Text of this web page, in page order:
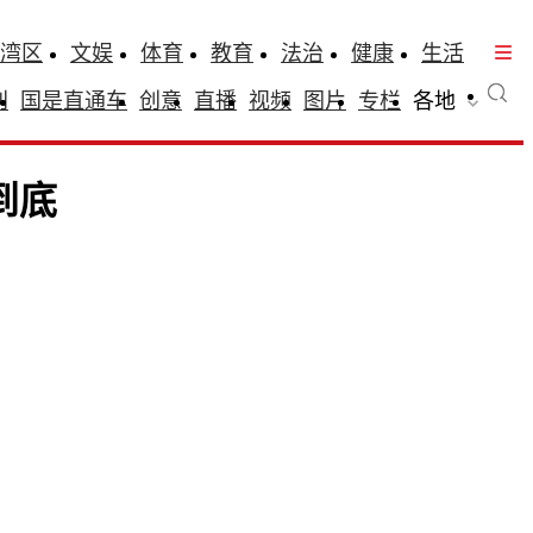
区 文娱 体育 教育 法治 健康
生活
国是直通车 创意 直播 视频 图片 专栏 各地
底